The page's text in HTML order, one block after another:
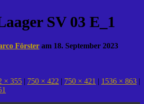
SV 03 E_1
Förster am 18. September 2023
× 355 | 750 × 422 | 750 × 421 | 1536 × 863 |